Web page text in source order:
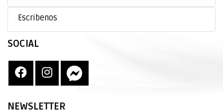
Escribenos
SOCIAL
NEWSLETTER